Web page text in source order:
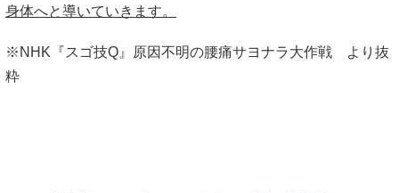
身体へと導いていきます。
※NHK『スゴ技Q』原因不明の腰痛サヨナラ大作戦 より抜
粋